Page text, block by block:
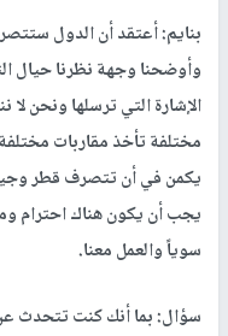
بنايم: أعتقد أن الدول
وأوضحنا وجهة نظرنا حيال
الإشارة التي ترسلها ونحن
مختلفة تأخذ مقاربات
يكمن في أن تتصرف قطر
يجب أن يكون هناك احترام
سوياً والعمل معنا.
سؤال: بما أنك كنت تتحدث